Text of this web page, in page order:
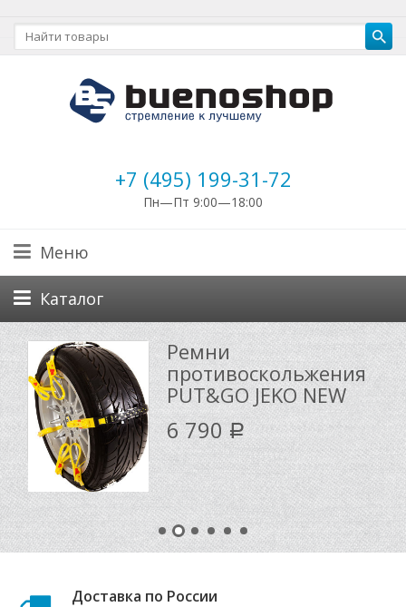
+7 (495) 199-31-72
Пн—Пт 9:00—18:00
Меню
Каталог
Ремни
противоскольжения
PUT&GO JEKO NEW
6 790Р
Доставка по России